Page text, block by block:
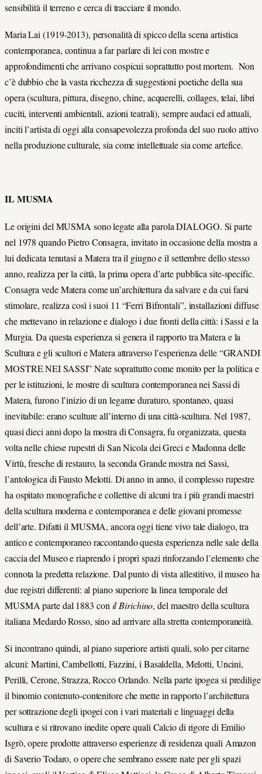
sensibilità il terreno e cerca di tracciare il mondo.
Maria Lai (1919-2013), personalità di spicco della scena artistica
contemporanea, continua a far parlare di lei con mostre e
approfondimenti che arrivano cospicui soprattutto post mortem. Non
c’è dubbio che la vasta ricchezza di suggestioni poetiche della sua
opera (scultura, pittura, disegno, chine, acquerelli, collages, telai, libri
cuciti, interventi ambientali, azioni teatrali), sempre audaci ed attuali,
inciti l’artista di oggi alla consapevolezza profonda del suo ruolo attivo
nella produzione culturale, sia come intellettuale sia come artefice.
IL MUSMA
Le origini del MUSMA sono legate alla parola DIALOGO. Si parte
nel 1978 quando Pietro Consagra, invitato in occasione della mostra a
lui dedicata tenutasi a Matera tra il giugno e il settembre dello stesso
anno, realizza per la città, la prima opera d’arte pubblica site-specific.
Consagra vede Matera come un’architettura da salvare e da cui farsi
stimolare, realizza così i suoi 11 “Ferri Bifrontali”, installazioni diffuse
che mettevano in relazione e dialogo i due fronti della città: i Sassi e la
Murgia. Da questa esperienza si genera il rapporto tra Matera e la
Scultura e gli scultori e Matera attraverso l’esperienza delle “GRANDI
MOSTRE NEI SASSI” Nate soprattutto come monito per la politica e
per le istituzioni, le mostre di scultura contemporanea nei Sassi di
Matera, furono l’inizio di un legame duraturo, spontaneo, quasi
inevitabile: erano sculture all’interno di una città-scultura. Nel 1987,
quasi dieci anni dopo la mostra di Consagra, fu organizzata, questa
volta nelle chiese rupestri di San Nicola dei Greci e Madonna delle
Virtù, fresche di restauro, la seconda Grande mostra nei Sassi,
l’antologica di Fausto Melotti. Di anno in anno, il complesso rupestre
ha ospitato monografiche e collettive di alcuni tra i più grandi maestri
della scultura moderna e contemporanea e delle giovani promesse
dell’arte. Difatti il MUSMA, ancora oggi tiene vivo tale dialogo, tra
antico e contemporaneo raccontando questa esperienza nelle sale della
caccia del Museo e riaprendo i propri spazi rinforzando l’elemento che
connota la predetta relazione. Dal punto di vista allestitivo, il museo ha
due registri differenti: al piano superiore la linea temporale del
MUSMA parte dal 1883 con il Birichino, del maestro della scultura
italiana Medardo Rosso, sino ad arrivare alla stretta contemporaneità.
Si incontrano quindi, al piano superiore artisti quali, solo per citarne
alcuni: Martini, Cambellotti, Fazzini, i Basaldella, Melotti, Uncini,
Perilli, Cerone, Strazza, Rocco Orlando. Nella parte ipogea si predilige
il binomio contenuto-contenitore che mette in rapporto l’architettura
per sottrazione degli ipogei con i vari materiali e linguaggi della
scultura e si ritrovano inedite opere quali Calcio di rigore di Emilio
Isgrò, opere prodotte attraverso esperienze di residenza quali Amazon
di Saverio Todaro, o opere che sembrano essere nate per gli spazi